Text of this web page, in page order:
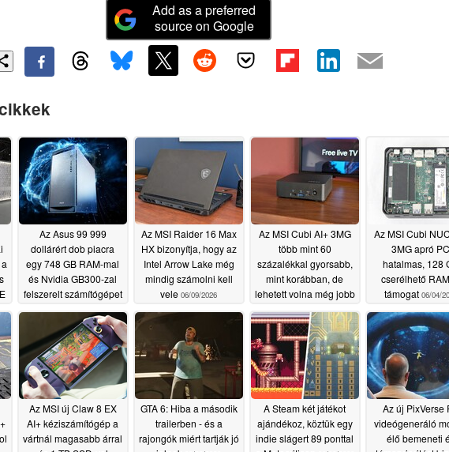
Add as a preferred
source on Google
Az Asus 99 999
dollárért dob piacra
egy 748 GB RAM-mal
és Nvidia GB300-zal
felszerelt számítógépet
06/16/2026
Az MSI Raider 16 Max
HX bizonyítja, hogy az
Intel Arrow Lake még
mindig számolni kell
vele 06/09/2026
Az MSI Cubi AI+ 3MG
több mint 60
százalékkal gyorsabb,
mint korábban, de
lehetett volna még jobb
06/04/2026
Az MSI Cubi
3MG apró PC
hatalmas, 128
cserélhető
támogat 06/04/
Az MSI új Claw 8 EX
AI+ kéziszámítógép a
vártnál magasabb árral
GTA 6: Hiba a második
trailerben - és a
rajongók miért tartják jó
A Steam két játékot
ajándékoz, köztük egy
indie slágert 89 ponttal
Az új PixVerse
videógeneráló
élő bemeneti